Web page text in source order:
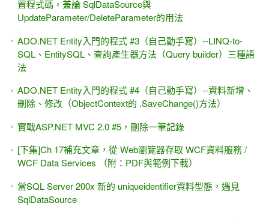
台中科技大學資管系 -- 從SOA到 Web Service / WCF
Service / WebAPI
C# 6.0 字串插值 (String Interpolation) 無法使用？ VS 2015 &
2017 啟用 C# 6 / VB 14
板」該怎麼取代？
[微軟] 從零開始 的 C# 線上學習網站
[轉貼] 簡單易懂、範例實用的 ASP.NET Web Form教學網站
ASP.NET Button控制項的 PostBackUrl屬性，還會執行 Click